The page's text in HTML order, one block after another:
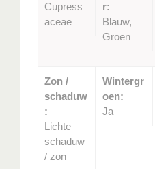
Cupress
aceae
r:
Blauw,
Groen
Zon /
schaduw
:
Lichte
schaduw
/ zon
Wintergr
oen:
Ja